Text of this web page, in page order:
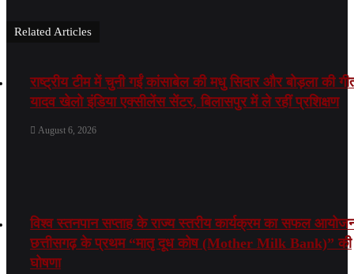
Related Articles
राष्ट्रीय टीम में चुनी गईं कांसाबेल की मधु सिदार और बोड़ला की
यादव खेलो इंडिया एक्सीलेंस सेंटर, बिलासपुर में ले रहीं प्रशिक्षण
August 6, 2026
विश्व स्तनपान सप्ताह के राज्य स्तरीय कार्यक्रम का सफल
छत्तीसगढ़ के प्रथम “मातृ दूध कोष (Mother Milk Bank)” की
घोषणा